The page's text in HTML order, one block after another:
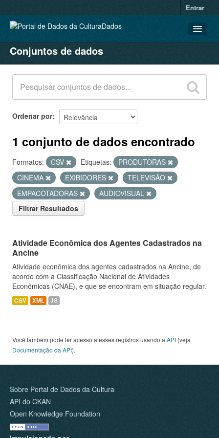
Entrar
CONJUNTOS DE DADOS
ORGANIZAÇÕES
GRUPOS
SOBRE
Conjuntos de dados
Ordenar por
1 conjunto de dados encontrado
Formatos: CSV Etiquetas:
PRODUTORAS
CINEMA
EXIBIDORES
TELEVISÃO
EMPACOTADORAS
AUDIOVISUAL
Filtrar Resultados
Atividade Econômica dos Agentes Cadastrados na
Ancine
Atividade econômica dos agentes cadastrados na Ancine, de
acordo com a Classificação Nacional de Atividades
Econômicas (CNAE), e que se encontram em situação regular.
CSV XML JS
Você também pode ter acesso a esses registros usando a API (veja
Documentação da API).
Sobre Portal de Dados da Cultura
API do CKAN
Open Knowledge Foundation